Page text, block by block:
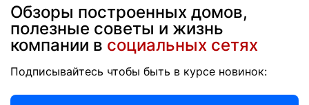
Обзоры построенных домов,
полезные советы и жизнь
компании в социальных сетях
Подписывайтесь чтобы быть в курсе новинок: